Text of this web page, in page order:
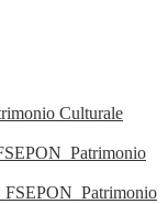
Culturale